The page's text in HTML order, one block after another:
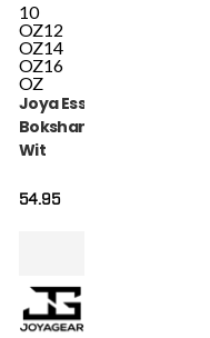
10
OZ12
OZ14
OZ16
OZ
Joya Essential
Bokshandschoenen
Wit
54.95